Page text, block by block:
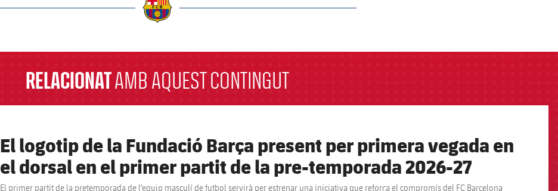
RELACIONATAMB AQUEST CONTINGUT
El logotip de la Fundació Barça present per primera vegada en
el dorsal en el primer partit de la pre-temporada 2026-27
El primer partit de la pretemporada de l’equip masculí de futbol servirà per estrenar una iniciativa que reforça el compromís del FC Barcelona